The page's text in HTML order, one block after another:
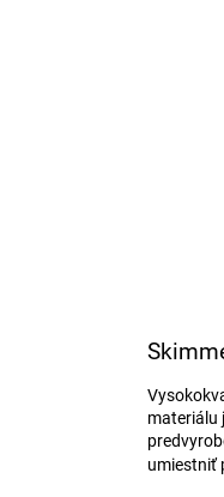
materiálu
umiestniť